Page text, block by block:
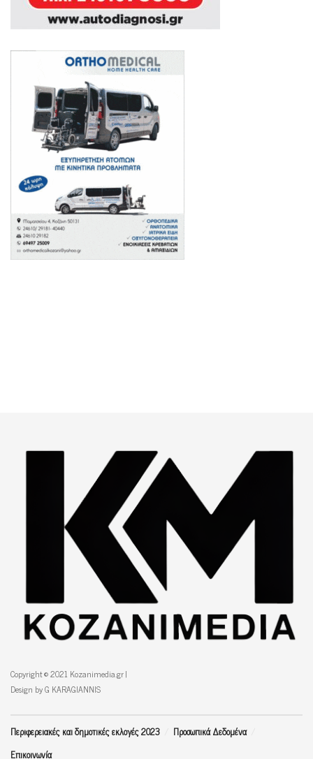
Copyright © 2021 Kozanimedia.gr |
Design by G KARAGIANNIS
Περιφερειακές και δημοτικές εκλογές 2023
Προσωπικά Δεδομένα
Επικοινωνία